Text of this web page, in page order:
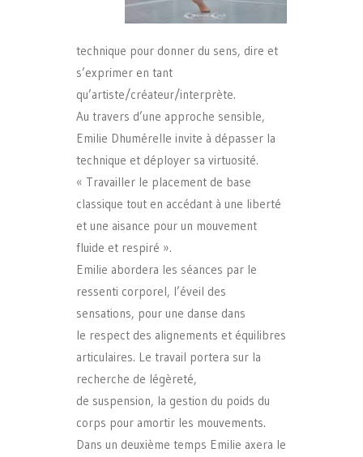
technique pour donner du sens, dire et
s’exprimer en tant
qu’artiste/créateur/interprète.
Au travers d’une approche sensible,
Emilie Dhumérelle invite à dépasser la
technique et déployer sa virtuosité.
« Travailler le placement de base
classique tout en accédant à une liberté
et une aisance pour un mouvement
fluide et respiré ».
Emilie abordera les séances par le
ressenti corporel, l’éveil des
sensations, pour une danse dans
le respect des alignements et équilibres
articulaires. Le travail portera sur la
recherche de légèreté,
de suspension, la gestion du poids du
corps pour amortir les mouvements.
Dans un deuxième temps Emilie axera le